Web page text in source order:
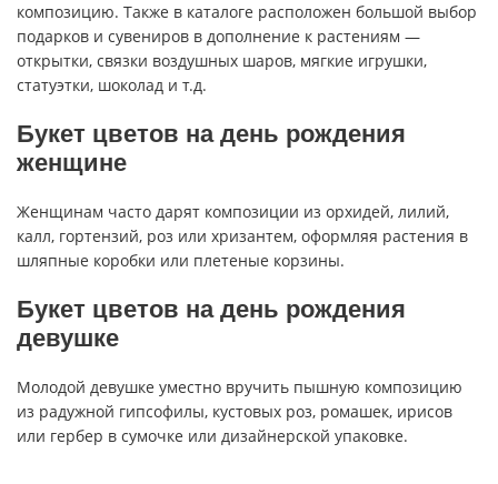
композицию. Также в каталоге расположен большой выбор
подарков и сувениров в дополнение к растениям —
открытки, связки воздушных шаров, мягкие игрушки,
статуэтки, шоколад и т.д.
Букет цветов на день рождения
женщине
Женщинам часто дарят композиции из орхидей, лилий,
калл, гортензий, роз или хризантем, оформляя растения в
шляпные коробки или плетеные корзины.
Букет цветов на день рождения
девушке
Молодой девушке уместно вручить пышную композицию
из радужной гипсофилы, кустовых роз, ромашек, ирисов
или гербер в сумочке или дизайнерской упаковке.